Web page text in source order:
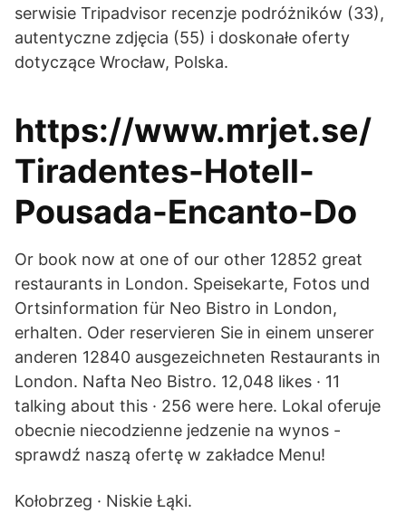
serwisie Tripadvisor recenzje podróżników (33),
autentyczne zdjęcia (55) i doskonałe oferty
dotyczące Wrocław, Polska.
https://www.mrjet.se/
Tiradentes-Hotell-
Pousada-Encanto-Do
Or book now at one of our other 12852 great
restaurants in London. Speisekarte, Fotos und
Ortsinformation für Neo Bistro in London,
erhalten. Oder reservieren Sie in einem unserer
anderen 12840 ausgezeichneten Restaurants in
London. Nafta Neo Bistro. 12,048 likes · 11
talking about this · 256 were here. Lokal oferuje
obecnie niecodzienne jedzenie na wynos -
sprawdź naszą ofertę w zakładce Menu!
Kołobrzeg · Niskie Łąki.